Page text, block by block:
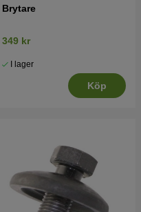
Brytare
349 kr
I lager
Köp